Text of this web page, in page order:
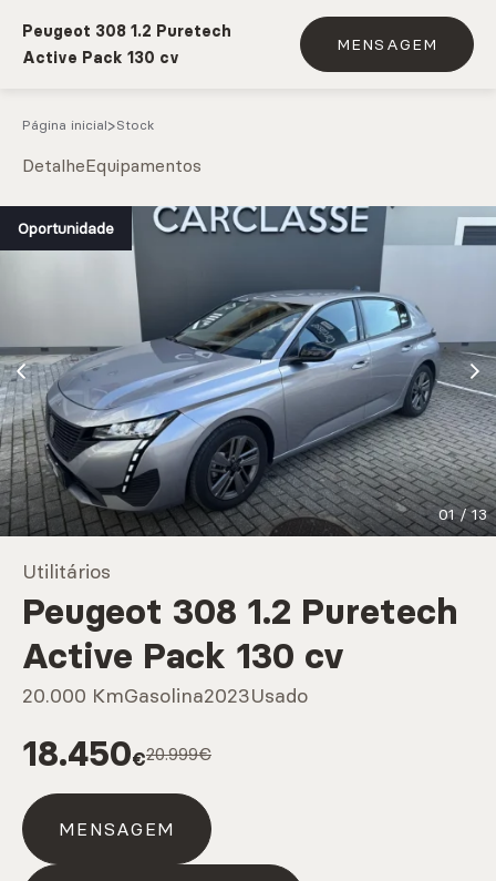
Peugeot 308 1.2 Puretech
Active Pack 130 cv
MENSAGEM
Página inicial Stock
DetalheEquipamentos
01 / 13
Oportunidade
Utilitários
Peugeot 308 1.2 Puretech
Active Pack 130 cv
20.000 KmGasolina2023Usado
18.450€20.999€
MENSAGEM
e.g. Mercedes-Benz; BMW; Ford
Stock
CARREGAR MAIS
Marcas
CARREGAR MAIS
CARREGAR MAIS